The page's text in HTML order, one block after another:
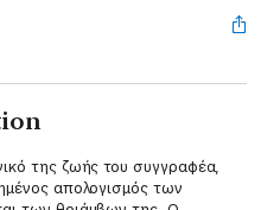
της ζωής του συγγραφέα,
απολογισμός των